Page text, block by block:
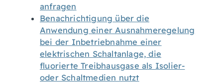
anfragen
Benachrichtigung über die
Anwendung einer Ausnahmeregelung
bei der Inbetriebnahme einer
elektrischen Schaltanlage, die
fluorierte Treibhausgase als Isolier-
oder Schaltmedien nutzt